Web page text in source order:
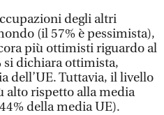
degli altri
(il 57% è pessimista),
più ottimisti riguardo al
si dichiara ottimista,
dell’UE. Tuttavia, il livello
alto rispetto alla media
della media UE).